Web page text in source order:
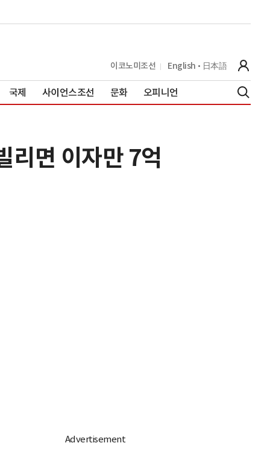
이코노미조선 English 日本語
국제 사이언스조선 문화 오피니언
면 이자만 7억